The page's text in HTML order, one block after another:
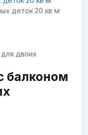
деток 20 кв м
балконом